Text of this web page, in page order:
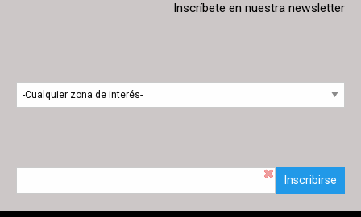
Inscríbete en nuestra newsletter
Inscribirse